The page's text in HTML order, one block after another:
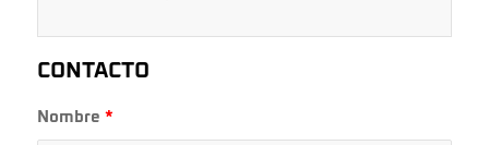
CONTACTO
Nombre *